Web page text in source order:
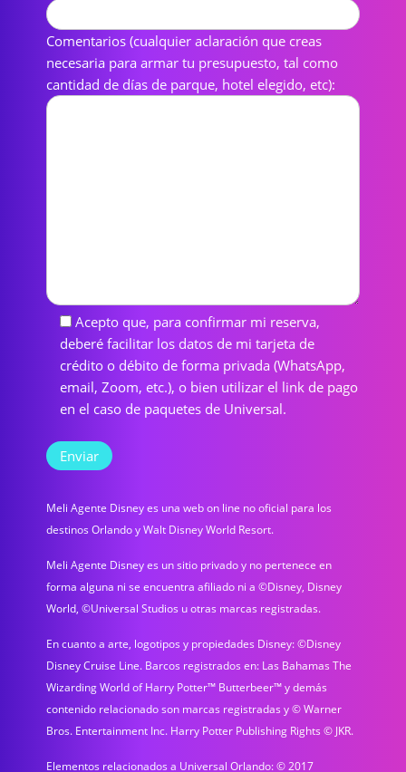
Comentarios (cualquier aclaración que creas
necesaria para armar tu presupuesto, tal como
cantidad de días de parque, hotel elegido, etc):
Acepto que, para confirmar mi reserva,
deberé facilitar los datos de mi tarjeta de
crédito o débito de forma privada (WhatsApp,
email, Zoom, etc.), o bien utilizar el link de pago
en el caso de paquetes de Universal.
Meli Agente Disney es una web on line no oficial para los
destinos Orlando y Walt Disney World Resort.
Meli Agente Disney es un sitio privado y no pertenece en
forma alguna ni se encuentra afiliado ni a ©Disney, Disney
World, ©Universal Studios u otras marcas registradas.
En cuanto a arte, logotipos y propiedades Disney: ©Disney
Disney Cruise Line. Barcos registrados en: Las Bahamas The
Wizarding World of Harry Potter™ Butterbeer™ y demás
contenido relacionado son marcas registradas y © Warner
Bros. Entertainment Inc. Harry Potter Publishing Rights © JKR.
Elementos relacionados a Universal Orlando: © 2017